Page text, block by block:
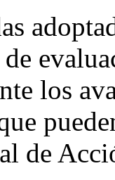
los
de